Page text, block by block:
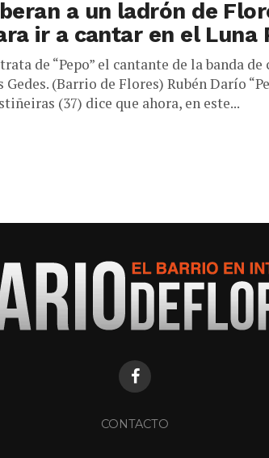
a un ladrón de
ir a cantar en el Luna
de “Pepo” el cantante de la banda de
Gedes. (Barrio de Flores) Rubén Darío
(37) dice que ahora, en este...
CONTACTO